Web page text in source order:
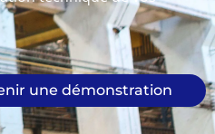
une démonstration